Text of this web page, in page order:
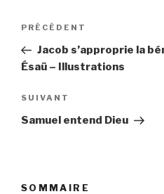
Navigation
l’article
Article
précédent
PRÉCÉDENT
Jacob s’approprie la
Ésaü – Illustrations
Article
suivant
SUIVANT
Samuel entend Dieu
SOMMAIRE